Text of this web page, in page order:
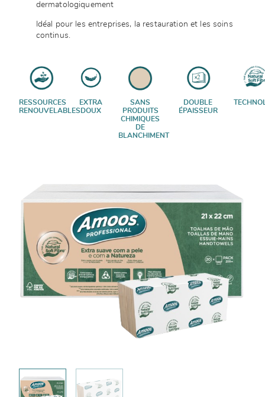
dermatologiquement
Idéal pour les entreprises, la restauration et les soins
continus.
RESSOURCES
RENOUVELABLES
EXTRA
DOUX
SANS
PRODUITS
CHIMIQUES
DE
BLANCHIMENT
DOUBLE
ÉPAISSEUR